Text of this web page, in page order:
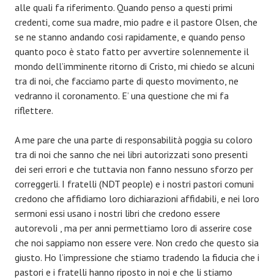
alle quali fa riferimento. Quando penso a questi primi
credenti, come sua madre, mio padre e il pastore Olsen, che
se ne stanno andando cosi rapidamente, e quando penso
quanto poco è stato fatto per avvertire solennemente il
mondo dell’imminente ritorno di Cristo, mi chiedo se alcuni
tra di noi, che facciamo parte di questo movimento, ne
vedranno il coronamento. E’ una questione che mi fa
riflettere.
A me pare che una parte di responsabilità poggia su coloro
tra di noi che sanno che nei libri autorizzati sono presenti
dei seri errori e che tuttavia non fanno nessuno sforzo per
correggerli. I fratelli (NDT people) e i nostri pastori comuni
credono che affidiamo loro dichiarazioni affidabili, e nei loro
sermoni essi usano i nostri libri che credono essere
autorevoli , ma per anni permettiamo loro di asserire cose
che noi sappiamo non essere vere. Non credo che questo sia
giusto. Ho l’impressione che stiamo tradendo la fiducia che i
pastori e i fratelli hanno riposto in noi e che li stiamo